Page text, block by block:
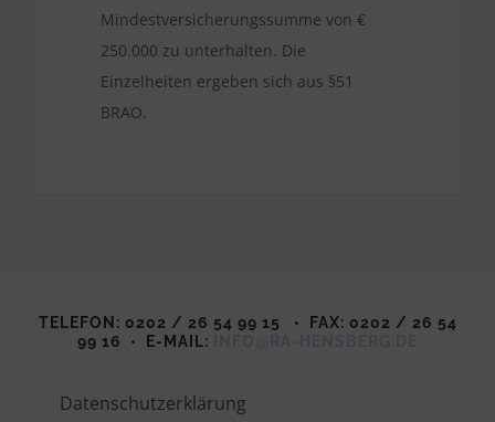
Mindestversicherungssumme von €
250.000 zu unterhalten. Die
Einzelheiten ergeben sich aus §51
BRAO.
TELEFON: 0202 / 26 54 99 15 •
FAX: 0202 / 26 54
99 16 • E-MAIL:
Datenschutzerklärung